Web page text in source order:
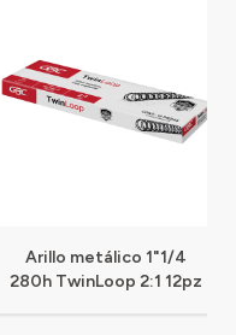
Arillo metálico 1"1/4
280h TwinLoop 2:1 12pz